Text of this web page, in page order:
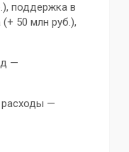
поддержка в
50 млн руб.),
—
расходы —